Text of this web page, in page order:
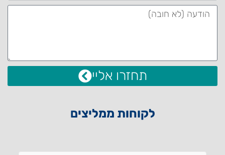
תחזרו אליי
לקוחות ממליצים